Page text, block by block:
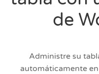
de
Administre su
automáticamente